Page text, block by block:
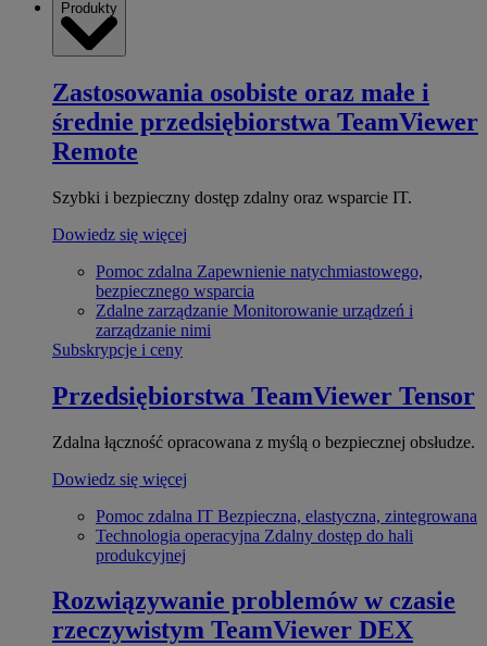
Produkty
Zastosowania osobiste oraz małe i
średnie przedsiębiorstwa TeamViewer
Remote
Szybki i bezpieczny dostęp zdalny oraz wsparcie IT.
Dowiedz się więcej
Pomoc zdalna Zapewnienie natychmiastowego,
bezpiecznego wsparcia
Zdalne zarządzanie Monitorowanie urządzeń i
zarządzanie nimi
Subskrypcje i ceny
Przedsiębiorstwa TeamViewer Tensor
Zdalna łączność opracowana z myślą o bezpiecznej obsłudze.
Dowiedz się więcej
Pomoc zdalna IT Bezpieczna, elastyczna, zintegrowana
Technologia operacyjna Zdalny dostęp do hali
produkcyjnej
Rozwiązywanie problemów w czasie
rzeczywistym TeamViewer DEX